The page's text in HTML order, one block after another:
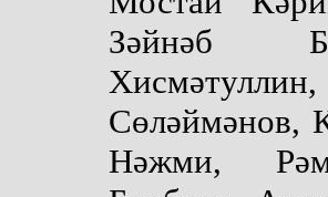
Зәйнәб
Сөләймәнов,
Нәжми,